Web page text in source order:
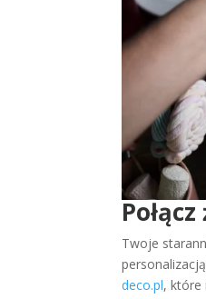
Twoje
deco.pl, które